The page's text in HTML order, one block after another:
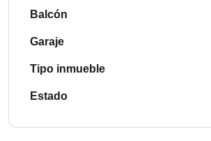
Balcón
Garaje
Tipo inmueble
Estado